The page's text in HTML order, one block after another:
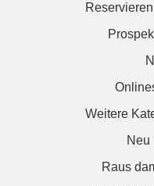
Weitere
Neu
Raus